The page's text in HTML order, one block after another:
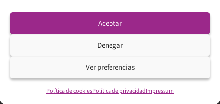
Aceptar
Denegar
Ver preferencias
Política de cookiesPolítica de privacidadImpressum
,
Intradía vs. swing trading: